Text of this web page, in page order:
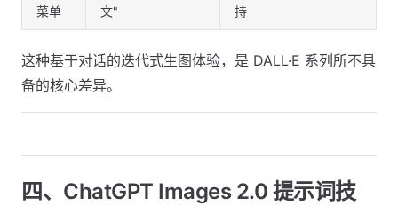
菜单
文"
持
这种基于对话的迭代式生图体验，是 DALL·E 系列所不具
备的核心差异。
四、ChatGPT Images 2.0 提示词技